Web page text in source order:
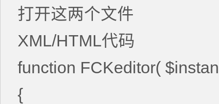
打开这两个文件
XML/HTML代码
function FCKeditor(
{